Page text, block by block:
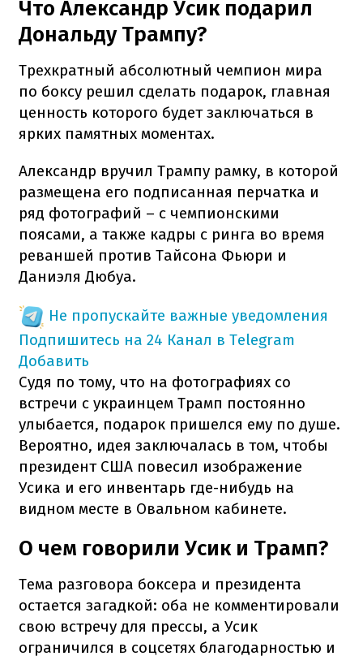
Что Александр Усик подарил
Дональду Трампу?
Трехкратный абсолютный чемпион мира
по боксу решил сделать подарок, главная
ценность которого будет заключаться в
ярких памятных моментах.
Александр вручил Трампу рамку, в которой
размещена его подписанная перчатка и
ряд фотографий – с чемпионскими
поясами, а также кадры с ринга во время
реваншей против Тайсона Фьюри и
Даниэля Дюбуа.
Не пропускайте важные уведомления
Подпишитесь на 24 Канал в Telegram
Добавить
Судя по тому, что на фотографиях со
встречи с украинцем Трамп постоянно
улыбается, подарок пришелся ему по душе.
Вероятно, идея заключалась в том, чтобы
президент США повесил изображение
Усика и его инвентарь где-нибудь на
видном месте в Овальном кабинете.
О чем говорили Усик и Трамп?
Тема разговора боксера и президента
остается загадкой: оба не комментировали
свою встречу для прессы, а Усик
ограничился в соцсетях благодарностью и